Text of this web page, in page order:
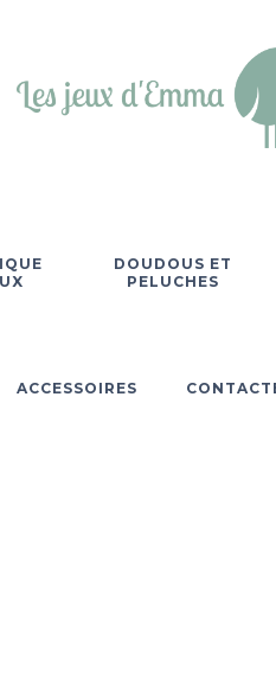
DOUDOUS ET
PELUCHES
ACCESSOIRES